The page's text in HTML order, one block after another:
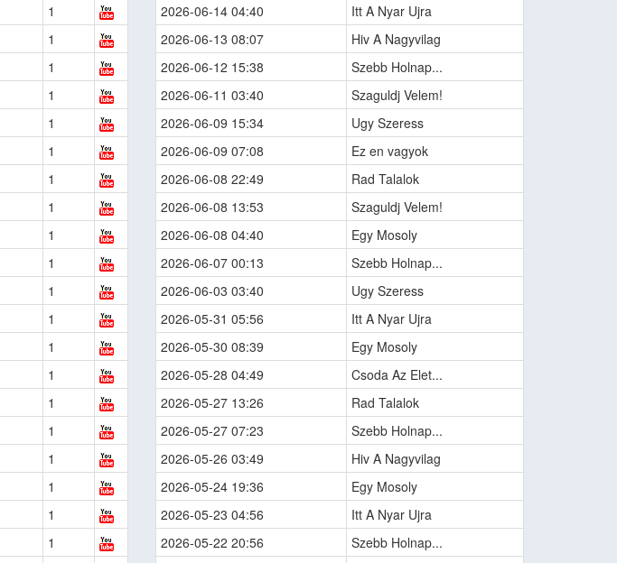
1
1
1
1
1
1
1
1
1
1
1
1
1
1
1
1
1
1
1
1
2026-06-14 04:40
Itt A Nyar Ujra
2026-06-13 08:07
Hiv A Nagyvilag
2026-06-12 15:38
Szebb Holnap...
2026-06-11 03:40
Szaguldj Velem!
2026-06-09 15:34
Ugy Szeress
2026-06-09 07:08
Ez en vagyok
2026-06-08 22:49
Rad Talalok
2026-06-08 13:53
Szaguldj Velem!
2026-06-08 04:40
Egy Mosoly
2026-06-07 00:13
Szebb Holnap...
2026-06-03 03:40
Ugy Szeress
2026-05-31 05:56
Itt A Nyar Ujra
2026-05-30 08:39
Egy Mosoly
2026-05-28 04:49
Csoda Az Elet...
2026-05-27 13:26
Rad Talalok
2026-05-27 07:23
Szebb Holnap...
2026-05-26 03:49
Hiv A Nagyvilag
2026-05-24 19:36
Egy Mosoly
2026-05-23 04:56
Itt A Nyar Ujra
2026-05-22 20:56
Szebb Holnap...